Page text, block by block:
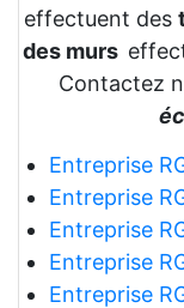
effectuent des
des murs
Contactez
Entreprise
Entreprise
Entreprise
Entreprise
Entreprise